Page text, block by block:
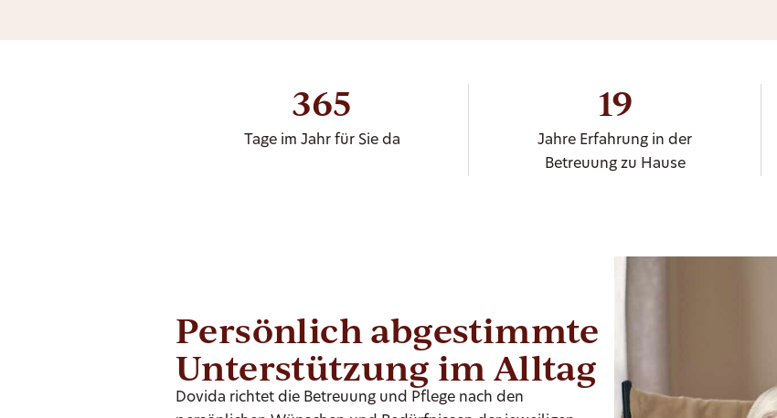
365
Tage im Jahr für Sie da
19
Jahre Erfahrung in der
Betreuung zu Hause
Persönlich abgestimmte
Unterstützung im Alltag
Dovida richtet die Betreuung und Pflege nach den